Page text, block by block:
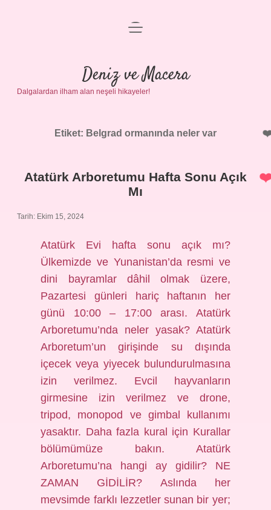
Anasayfa
Gizlilik Politikası
Yasal Uyarı
menüyü
Deniz ve Macera
Dalgalardan ilham alan neşeli hikayeler!
Etiket: Belgrad ormanında neler var
Atatürk Arboretumu Hafta Sonu Açık
Mı
Tarih: Ekim 15, 2024
Atatürk Evi hafta sonu açık mı?
Ülkemizde ve Yunanistan’da resmi ve
dini bayramlar dâhil olmak üzere,
Pazartesi günleri hariç haftanın her
günü 10:00 – 17:00 arası. Atatürk
Arboretumu’nda neler yasak? Atatürk
Arboretum’un girişinde su dışında
içecek veya yiyecek bulundurulmasına
izin verilmez. Evcil hayvanların
girmesine izin verilmez ve drone,
tripod, monopod ve gimbal kullanımı
yasaktır. Daha fazla kural için Kurallar
bölümümüze bakın. Atatürk
Arboretumu’na hangi ay gidilir? NE
ZAMAN GİDİLİR? Aslında her
mevsimde farklı lezzetler sunan bir yer;